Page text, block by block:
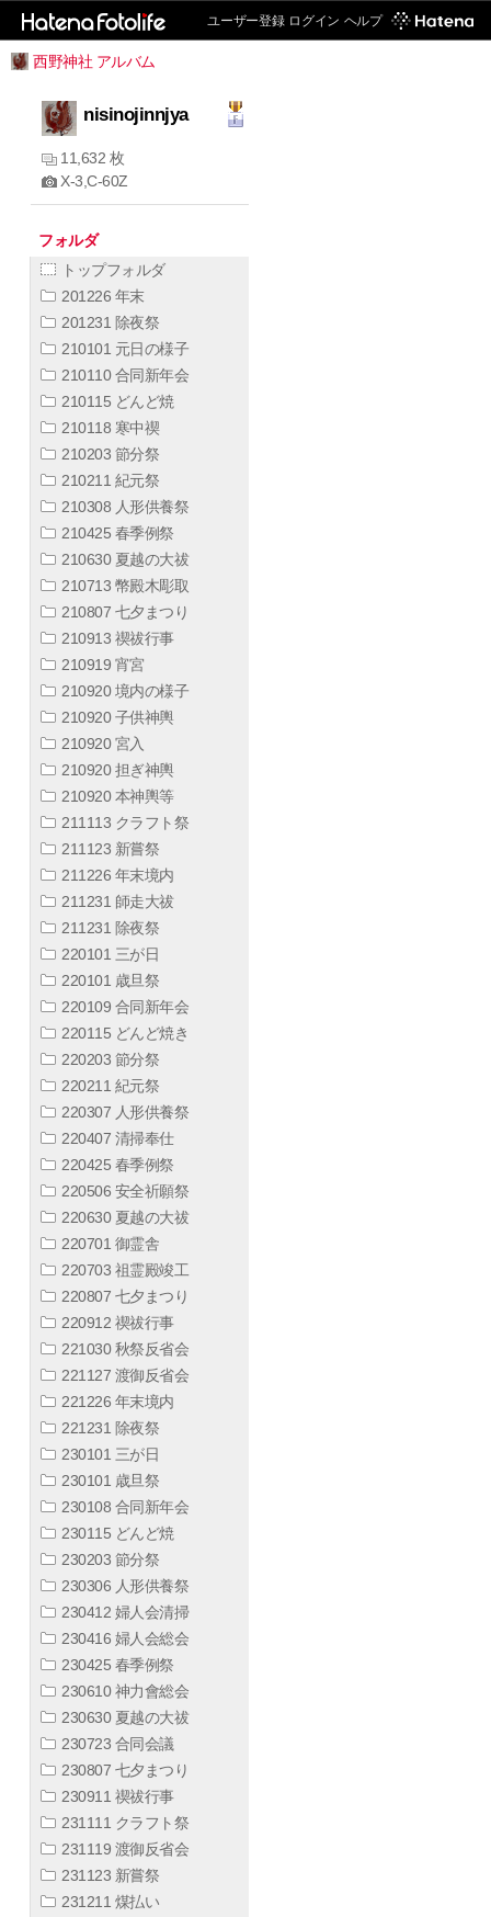
ユーザー登録 ログイン ヘルプ
西野神社 アルバム
nisinojinnjya
11,632 枚
X-3,C-60Z
フォルダ
トップフォルダ
201226 年末
201231 除夜祭
210101 元日の様子
210110 合同新年会
210115 どんど焼
210118 寒中禊
210203 節分祭
210211 紀元祭
210308 人形供養祭
210425 春季例祭
210630 夏越の大祓
210713 幣殿木彫取
210807 七夕まつり
210913 禊祓行事
210919 宵宮
210920 境内の様子
210920 子供神輿
210920 宮入
210920 担ぎ神輿
210920 本神輿等
211113 クラフト祭
211123 新嘗祭
211226 年末境内
211231 師走大祓
211231 除夜祭
220101 三が日
220101 歳旦祭
220109 合同新年会
220115 どんど焼き
220203 節分祭
220211 紀元祭
220307 人形供養祭
220407 清掃奉仕
220425 春季例祭
220506 安全祈願祭
220630 夏越の大祓
220701 御霊舎
220703 祖霊殿竣工
220807 七夕まつり
220912 禊祓行事
221030 秋祭反省会
221127 渡御反省会
221226 年末境内
221231 除夜祭
230101 三が日
230101 歳旦祭
230108 合同新年会
230115 どんど焼
230203 節分祭
230306 人形供養祭
230412 婦人会清掃
230416 婦人会総会
230425 春季例祭
230610 神力會総会
230630 夏越の大祓
230723 合同会議
230807 七夕まつり
230911 禊祓行事
231111 クラフト祭
231119 渡御反省会
231123 新嘗祭
231211 煤払い